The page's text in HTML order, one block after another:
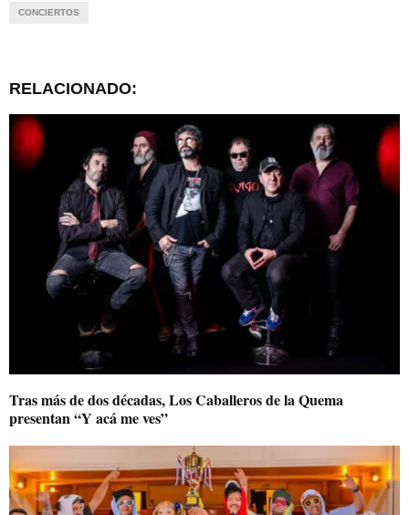
CONCIERTOS
RELACIONADO:
Tras más de dos décadas, Los Caballeros de la Quema
presentan “Y acá me ves”